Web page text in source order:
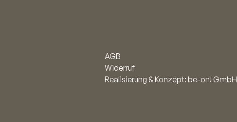
AGB
Widerruf
Realisierung & Konzept: be-on! GmbH